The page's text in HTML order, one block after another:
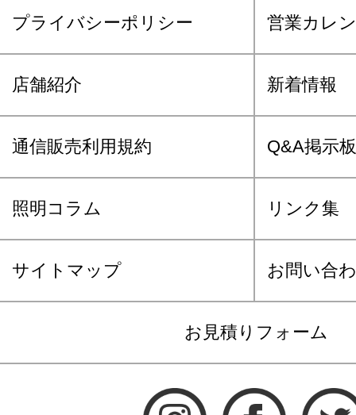
プライバシーポリシー 営業カレ
店舗紹介 新着情報
通信販売利用規約 Q&A掲示板
照明コラム リンク集
サイトマップ お問い合
お見積りフォーム